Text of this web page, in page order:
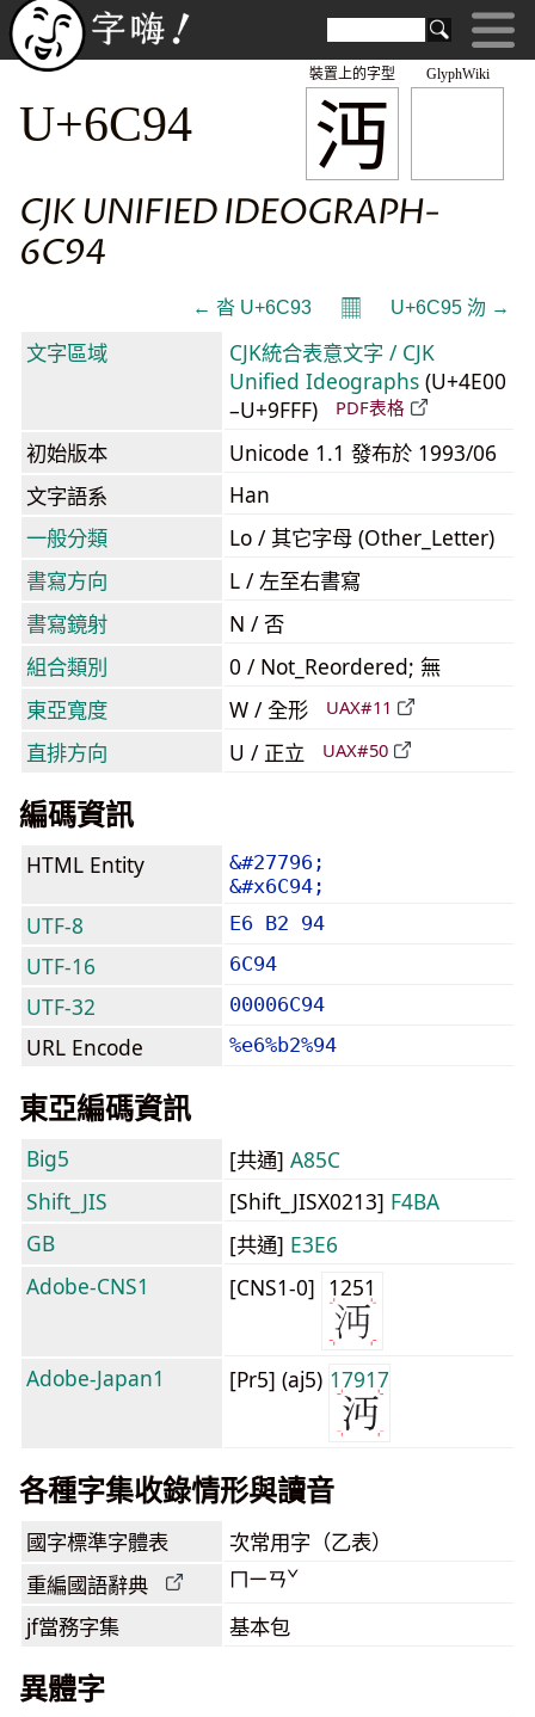
GlyphWiki
沔
裝置上的字型
U+6C94
CJK UNIFIED IDEOGRAPH-
6C94
← 沓 U+6C93 𝄜 U+6C95 沕 →
文字區域
CJK統合表意文字 / CJK
Unified Ideographs (U+4E00
–U+9FFF)
PDF表格
初始版本
Unicode 1.1 發布於 1993/06
文字語系
Han
一般分類
Lo / 其它字母 (Other_Letter)
書寫方向
L / 左至右書寫
書寫鏡射
N / 否
組合類別
0 / Not_Reordered; 無
東亞寬度
W / 全形 UAX#11
直排方向 U / 正立 UAX#50
編碼資訊
HTML Entity
&#27796;
&#x6C94;
UTF-8 E6 B2 94
UTF-16 6C94
UTF-32 00006C94
URL Encode %e6%b2%94
東亞編碼資訊
Big5 [共通] A85C
Shift_JIS
[Shift_JISX0213] F4BA
GB
[共通] E3E6
Adobe-CNS1
[CNS1-0] 1251
Adobe-Japan1 [Pr5] (aj5) 17917
各種字集收錄情形與讀音
國字標準字體表 次常用字（乙表）
重編國語辭典 ㄇㄧㄢˇ
jf當務字集 基本包
異體字